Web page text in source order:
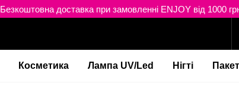
Безкоштовна доставка при замовленні ENJOY від 1000
Косметика Лампа UV/Led Нігті